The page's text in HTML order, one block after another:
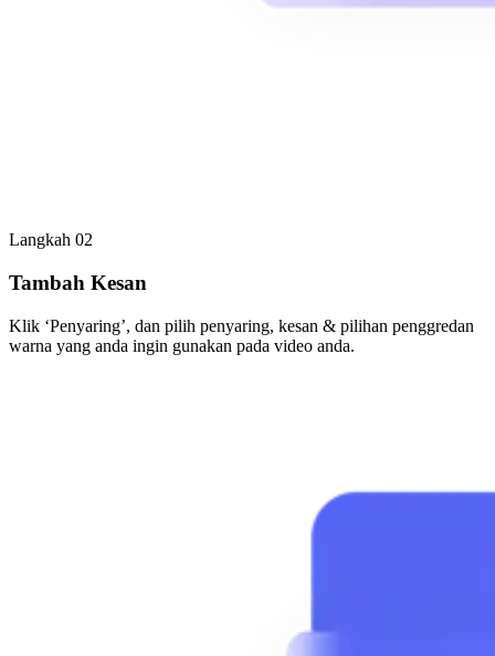
Langkah 02
Tambah Kesan
Klik ‘Penyaring’, dan pilih penyaring, kesan & pilihan penggredan
warna yang anda ingin gunakan pada video anda.